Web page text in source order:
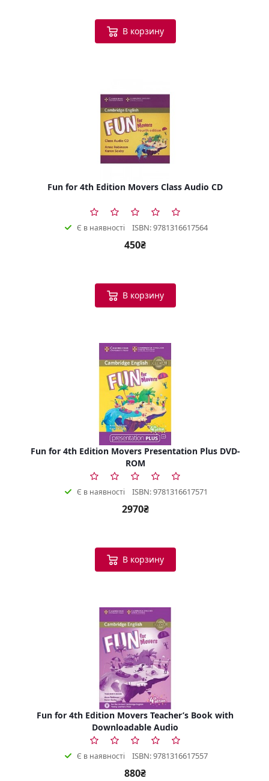
В корзину
Fun for 4th Edition Movers Class Audio CD
Є в наявності ISBN: 9781316617564
450₴
В корзину
Fun for 4th Edition Movers Presentation Plus DVD-
ROM
Є в наявності ISBN: 9781316617571
2970₴
В корзину
Fun for 4th Edition Movers Teacher’s Book with
Downloadable Audio
Є в наявності ISBN: 9781316617557
880₴